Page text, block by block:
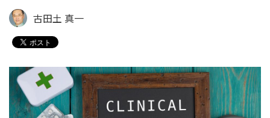
古田土 真一